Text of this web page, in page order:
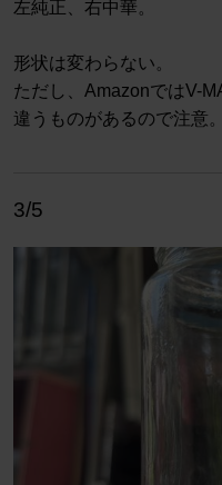
左純正、右中華。
形状は変わらない。
ただし、AmazonではV-
違うものがあるので注意。
3/5